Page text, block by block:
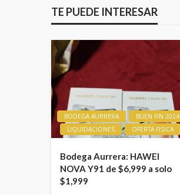
TE PUEDE INTERESAR
BODEGA AURRERA
BUEN FIN 2024
LIQUIDACIONES
OFERTA FISICA
Bodega Aurrera: HAWEI
NOVA Y91 de $6,999 a solo
$1,999